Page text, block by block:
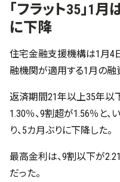
「フラット35」1
に下降
住宅金融支援機構は1月4日
融機関が適用する1月の融
返済期間21年以上35年以
1.30％、9割超が1.56％と
り、5カ月ぶりに下降した。
最高金利は、9割以下が
だった。